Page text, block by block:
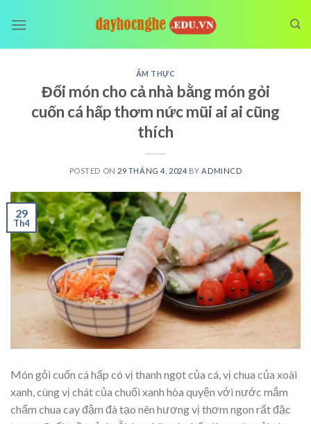
ẨM THỰC
Đổi món cho cả nhà bằng món gỏi
cuốn cá hấp thơm nức mũi ai ai cũng
thích
POSTED ON 29 THÁNG 4, 2024 BY ADMINCD
29
Th4
Món gỏi cuốn cá hấp có vị thanh ngọt của cá, vị chua của xoài
xanh, cùng vị chát của chuối xanh hòa quyện với nước mắm
chấm chua cay đậm đà tạo nên hương vị thơm ngon rất đặc